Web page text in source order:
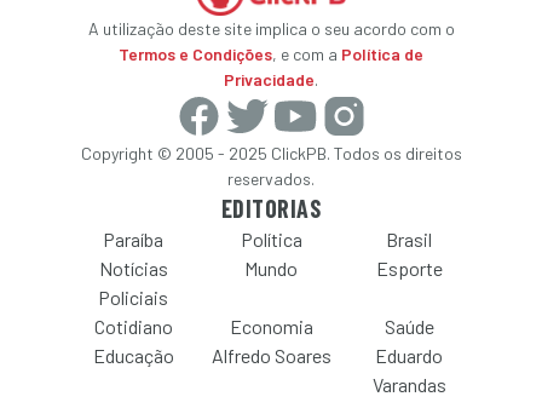
A utilização deste site implica o seu acordo com o
Termos e Condições, e com a Política de
Privacidade.
Copyright © 2005 - 2025 ClickPB. Todos os direitos
reservados.
EDITORIAS
Paraíba Política
Brasil
Notícias
Policiais
Mundo Esporte
Cotidiano Economia
Saúde
Educação
Alfredo Soares
Eduardo
Varandas